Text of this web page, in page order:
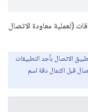
(لعملية معاودة الاتصال
الاتصال بأحد التطبيقات
قبل اكتمال دقة اسم